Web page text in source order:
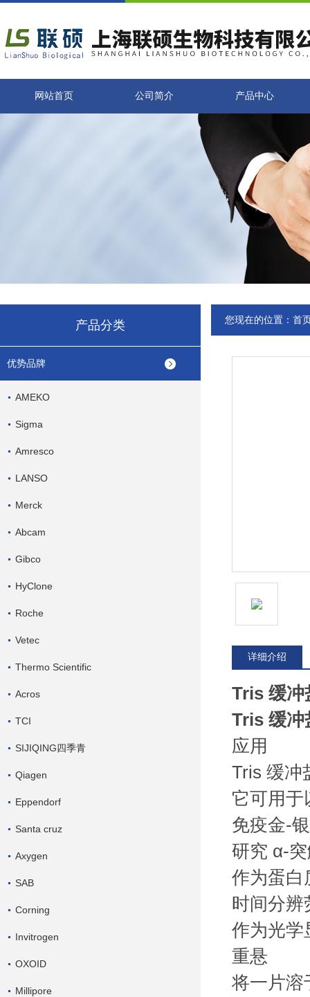
网站首页 公司简介 产品中心
产品分类
优势品牌
AMEKO
Sigma
Amresco
LANSO
Merck
Abcam
Gibco
HyClone
Roche
Vetec
Thermo Scientific
Acros
TCI
SIJIQING四季青
Qiagen
Eppendorf
Santa cruz
Axygen
SAB
Corning
Invitrogen
OXOID
Millipore
您现在的位置： 首
详细介绍
Tris 缓冲
Tris 缓冲
应用
Tris 缓冲
它可用于
免疫金-
研究 α-
作为蛋白
时间分
作为光学
重悬
将一片溶